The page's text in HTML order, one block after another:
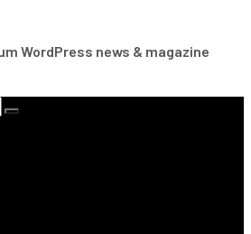
WordPress news & magazine